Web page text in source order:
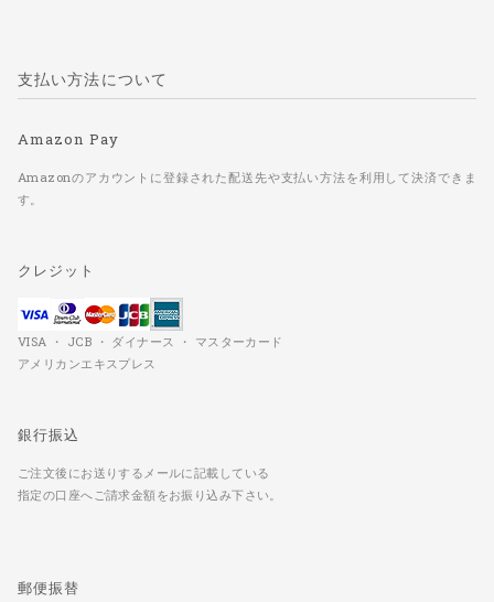
支払い方法について
Amazon Pay
Amazonのアカウントに登録された配送先や支払い方法を利用して決済できま
す。
クレジット
VISA ・ JCB ・ ダイナース ・ マスターカード
アメリカンエキスプレス
銀行振込
ご注文後にお送りするメールに記載している
指定の口座へご請求金額をお振り込み下さい。
郵便振替